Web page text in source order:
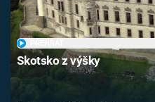
Skotsko z výšky